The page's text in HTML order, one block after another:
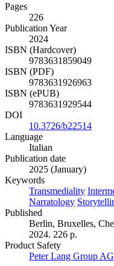
Pages
226
Publication Year
2024
ISBN (Hardcover)
9783631859049
ISBN (PDF)
9783631926963
ISBN (ePUB)
9783631929544
DOI
10.3726/b22514
Language
Italian
Publication date
2025 (January)
Keywords
Transmediality
Narratology
Published
Berlin, Bruxelles,
2024. 226 p.
Product Safety
Peter Lang Group AG